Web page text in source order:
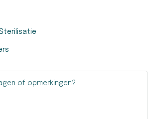
of opmerkingen?